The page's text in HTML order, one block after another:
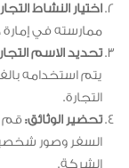
اختيار النشاط
ممارسته في
تحديد الاسم
يتم استخدامه
التجارة.
تحضير الوثائق:قم
السفر وصور
الشركة.